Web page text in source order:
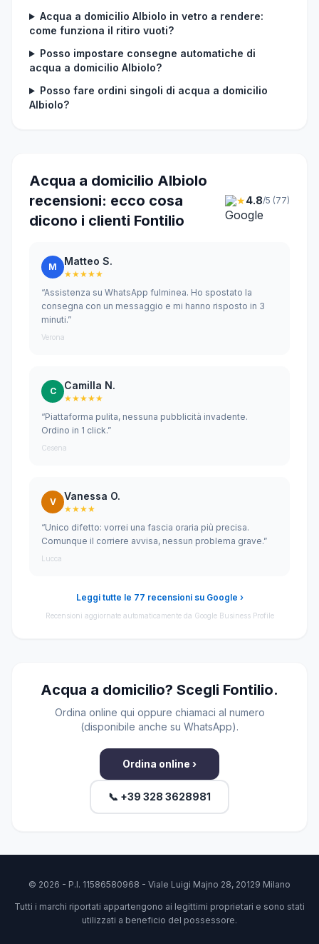
Acqua a domicilio Albiolo in vetro a rendere:
come funziona il ritiro vuoti?
Posso impostare consegne automatiche di
acqua a domicilio Albiolo?
Posso fare ordini singoli di acqua a domicilio
Albiolo?
Acqua a domicilio Albiolo
recensioni: ecco cosa
dicono i clienti Fontilio
★4.8/5 (77)
M Matteo S.
★★★★★
“Assistenza su WhatsApp fulminea. Ho spostato la
consegna con un messaggio e mi hanno risposto in 3
minuti.”
Verona
C Camilla N.
★★★★★
“Piattaforma pulita, nessuna pubblicità invadente.
Ordino in 1 click.”
Cesena
V Vanessa O.
★★★★
“Unico difetto: vorrei una fascia oraria più precisa.
Comunque il corriere avvisa, nessun problema grave.”
Lucca
Leggi tutte le 77 recensioni su Google ›
Recensioni aggiornate automaticamente da Google Business Profile
Acqua a domicilio? Scegli Fontilio.
Ordina online qui oppure chiamaci al numero
(disponibile anche su WhatsApp).
Ordina online ›
📞 +39 328 3628981
© 2026 - P.I. 11586580968 - Viale Luigi Majno 28, 20129 Milano
Tutti i marchi riportati appartengono ai legittimi proprietari e sono stati
utilizzati a beneficio del possessore.